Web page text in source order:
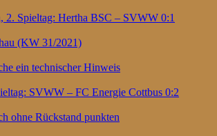
2. Spieltag: Hertha BSC – SVWW 0:1
(KW 31/2021)
ein technischer Hinweis
SVWW – FC Energie Cottbus 0:2
ohne Rückstand punkten